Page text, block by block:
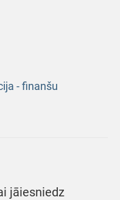
- finanšu
jāiesniedz